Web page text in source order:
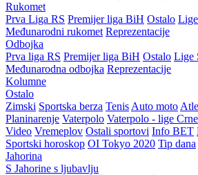
Rukomet
Prva Liga RS Premijer liga BiH Ostalo
Međunarodni rukomet Reprezentacije
Odbojka
Prva liga RS Premijer liga BiH Ostalo Lige
Međunarodna odbojka Reprezentacije
Kolumne
Ostalo
Zimski Sportska berza Tenis Auto moto
Planinarenje Vaterpolo Vaterpolo - lige
Video Vremeplov Ostali sportovi Info BET
Sportski horoskop OI Tokyo 2020 Tip dana
Jahorina
S Jahorine s ljubavlju